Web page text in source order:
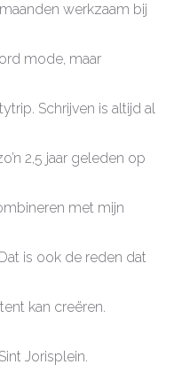
werkzaam bij
mode, maar
Schrijven is altijd al
2,5 jaar geleden op
met mijn
is ook de reden dat
kan creëren.
Jorisplein.